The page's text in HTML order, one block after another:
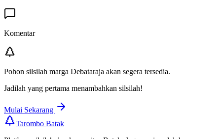
Komentar
Pohon silsilah marga Debataraja akan segera tersedia.
Jadilah yang pertama menambahkan silsilah!
Mulai Sekarang
Tarombo Batak